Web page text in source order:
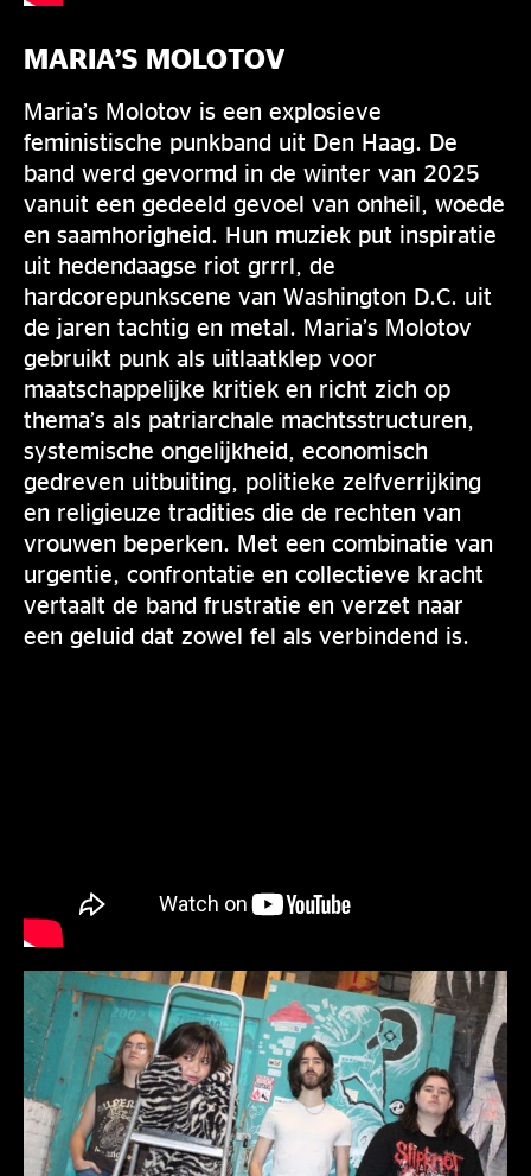
MARIA’S MOLOTOV
Maria’s Molotov is een explosieve
feministische punkband uit Den Haag. De
band werd gevormd in de winter van 2025
vanuit een gedeeld gevoel van onheil, woede
en saamhorigheid. Hun muziek put inspiratie
uit hedendaagse riot grrrl, de
hardcorepunkscene van Washington D.C. uit
de jaren tachtig en metal. Maria’s Molotov
gebruikt punk als uitlaatklep voor
maatschappelijke kritiek en richt zich op
thema’s als patriarchale machtsstructuren,
systemische ongelijkheid, economisch
gedreven uitbuiting, politieke zelfverrijking
en religieuze tradities die de rechten van
vrouwen beperken. Met een combinatie van
urgentie, confrontatie en collectieve kracht
vertaalt de band frustratie en verzet naar
een geluid dat zowel fel als verbindend is.